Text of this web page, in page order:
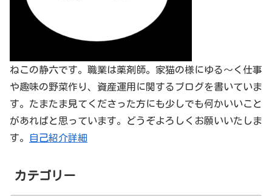
ねこの静六です。職業は薬剤師。家猫の様にゆる～く仕事
や趣味の野菜作り、資産運用に関するブログを書いていま
す。たまたま見てくださった方にも少しでも何かいいこと
があればと思っています。どうぞよろしくお願いいたしま
す。
自己紹介詳細
カテゴリー